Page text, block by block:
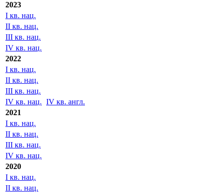
II кв. нац.
III кв. нац.
IV кв. нац.
2023
I кв. нац.
II кв. нац.
III кв. нац.
IV кв. нац.
2022
I кв. нац.
II кв. нац.
III кв. нац.
IV кв. нац.
2021
I кв. нац.
II кв. нац.
III кв. нац.
IV кв. нац.